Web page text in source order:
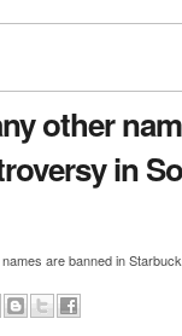
other
in
are banned in